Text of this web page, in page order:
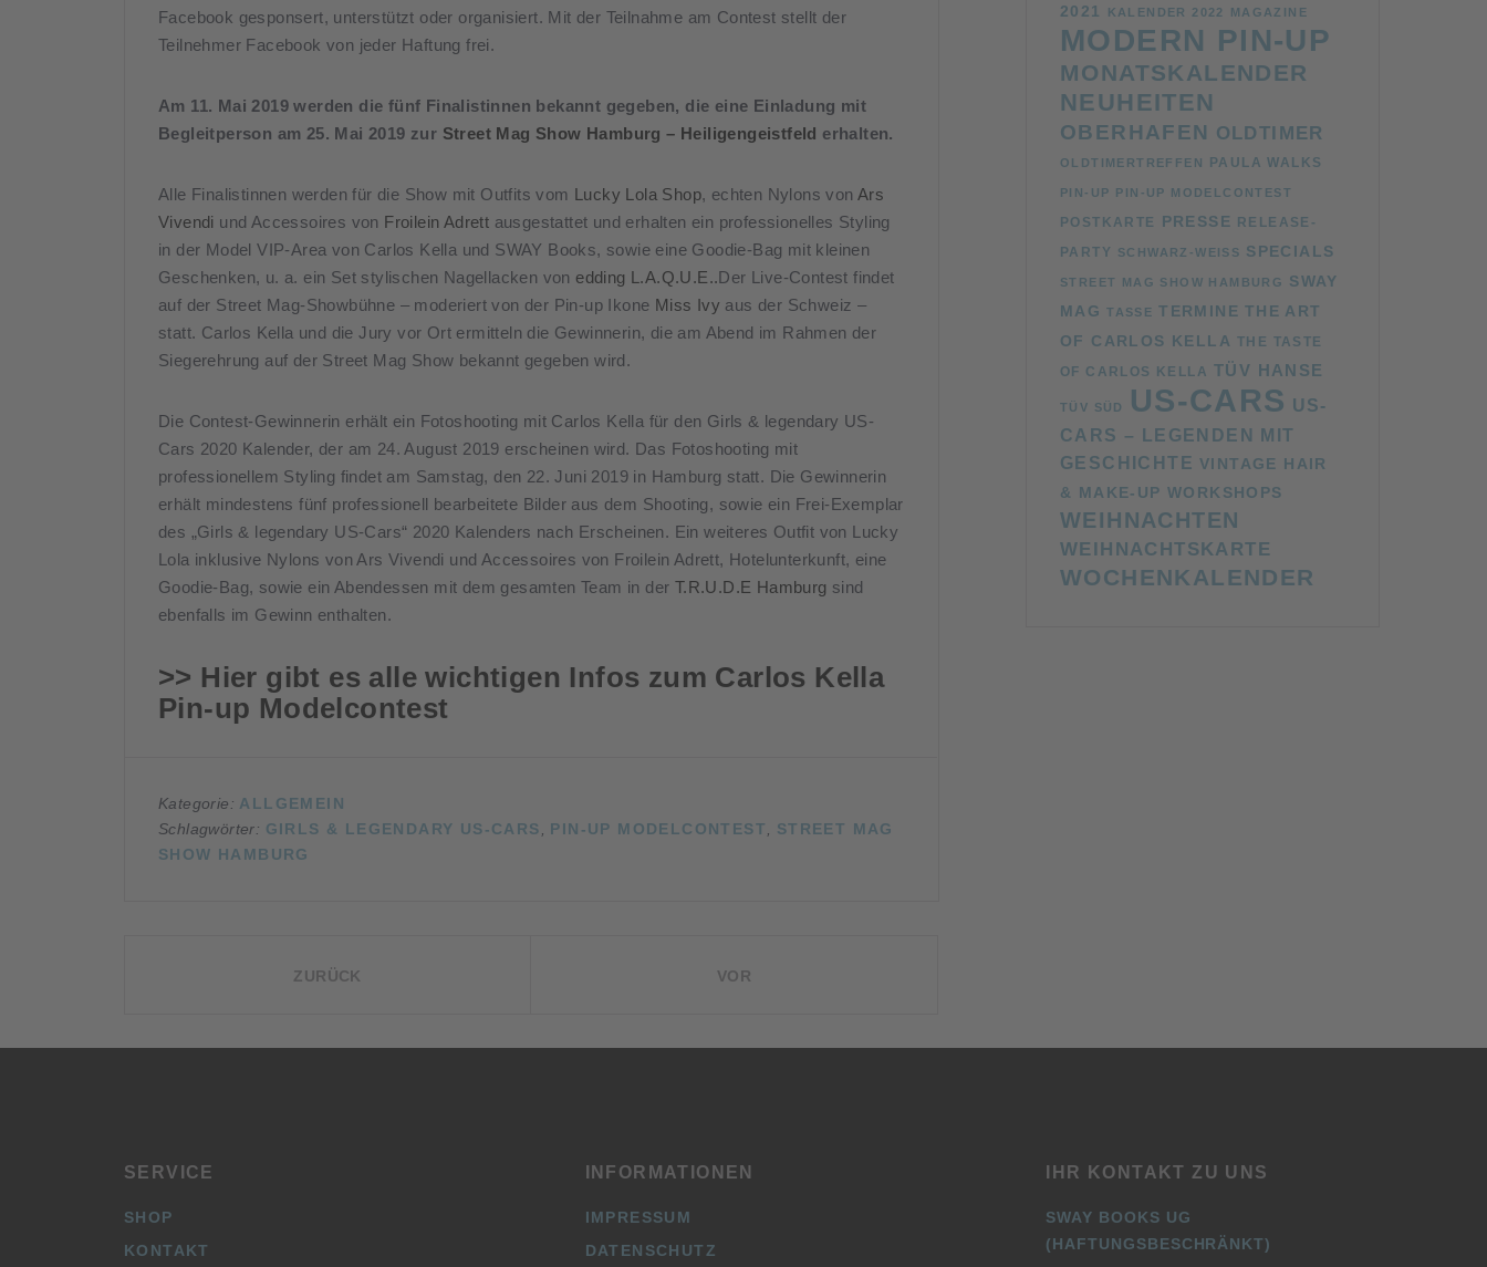
Facebook gesponsert, unterstützt oder organisiert. Mit der Teilnahme am Contest stellt der
Teilnehmer Facebook von jeder Haftung frei.
Am 11. Mai 2019 werden die fünf Finalistinnen bekannt gegeben, die eine Einladung mit
Begleitperson am 25. Mai 2019 zur Street Mag Show Hamburg – Heiligengeistfeld erhalten.
Alle Finalistinnen werden für die Show mit Outfits vom Lucky Lola Shop, echten Nylons vonArs
Vivendi und Accessoires von Froilein Adrett ausgestattet und erhalten ein professionelles Styling
in der Model VIP-Area von Carlos Kella und SWAY Books, sowie eine Goodie-Bag mit kleinen
Geschenken, u. a. ein Set stylischen Nagellacken von edding L.A.Q.U.E..Der Live-Contest findet
auf der Street Mag-Showbühne – moderiert von der Pin-up Ikone Miss Ivy aus der Schweiz –
statt. Carlos Kella und die Jury vor Ort ermitteln die Gewinnerin, die am Abend im Rahmen der
Siegerehrung auf der Street Mag Show bekannt gegeben wird.
Die Contest-Gewinnerin erhält ein Fotoshooting mit Carlos Kella für den Girls & legendary US-
Cars 2020 Kalender, der am 24. August 2019 erscheinen wird. Das Fotoshooting mit
professionellem Styling findet am Samstag, den 22. Juni 2019 in Hamburg statt. Die Gewinnerin
erhält mindestens fünf professionell bearbeitete Bilder aus dem Shooting, sowie ein Frei-Exemplar
des „Girls & legendary US-Cars“ 2020 Kalenders nach Erscheinen. Ein weiteres Outfit von Lucky
Lola inklusive Nylons von Ars Vivendi und Accessoires von Froilein Adrett, Hotelunterkunft, eine
Goodie-Bag, sowie ein Abendessen mit dem gesamten Team in der T.R.U.D.E Hamburg sind
ebenfalls im Gewinn enthalten.
>> Hier gibt es alle wichtigen Infos zum Carlos Kella
Pin-up Modelcontest
Kategorie: ALLGEMEIN
Schlagwörter: GIRLS & LEGENDARY US-CARS PIN-UP MODELCONTEST
STREET MAG
SHOW HAMBURG
ZURÜCK VOR
2021
KALENDER 2022 MAGAZINE
MODERN PIN-UP
MONATSKALENDER
NEUHEITEN
OBERHAFEN OLDTIMER
OLDTIMERTREFFEN PAULA WALKS
PIN-UP PIN-UP MODELCONTEST
POSTKARTE PRESSE RELEASE-
PARTY
SCHWARZ-WEISS SPECIALS
STREET MAG SHOW HAMBURG
SWAY
MAG TASSE TERMINE THE ART
OF CARLOS KELLA THE TASTE
OF CARLOS KELLA TÜV HANSE
TÜV SÜD US-CARS US-
CARS – LEGENDEN MIT
GESCHICHTE VINTAGE HAIR
& MAKE-UP WORKSHOPS
WEIHNACHTEN
WEIHNACHTSKARTE
WOCHENKALENDER
SERVICE
SHOP
KONTAKT
INFORMATIONEN
IMPRESSUM
DATENSCHUTZ
IHR KONTAKT ZU UNS
SWAY BOOKS UG
(HAFTUNGSBESCHRÄNKT)